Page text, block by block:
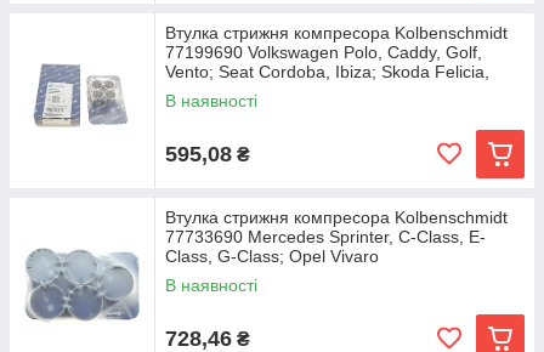
Втулка стрижня компресора Kolbenschmidt
77199690 Volkswagen Polo, Caddy, Golf,
Vento; Seat Cordoba, Ibiza; Skoda Felicia,
Octavia
В наявності
595,08 ₴
Втулка стрижня компресора Kolbenschmidt
77733690 Mercedes Sprinter, C-Class, E-
Class, G-Class; Opel Vivaro
В наявності
728,46 ₴